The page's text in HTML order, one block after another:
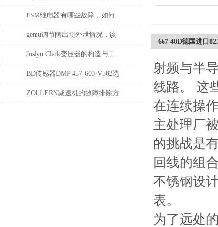
偿问题
FSM继电器有哪些故障，如何
解决
gemu调节阀出现外泄情况，该
如何处理
Joslyn Clark变压器的构造与工
作原理
BD传感器DMP 457-600-V502选
择使用注意事项
ZOLLERN减速机的故障排除方
667 40D德国进口
射频与半
线路。 这
在连续操
主处理厂
的挑战是
回线的组
不锈钢设
表。
为了远处